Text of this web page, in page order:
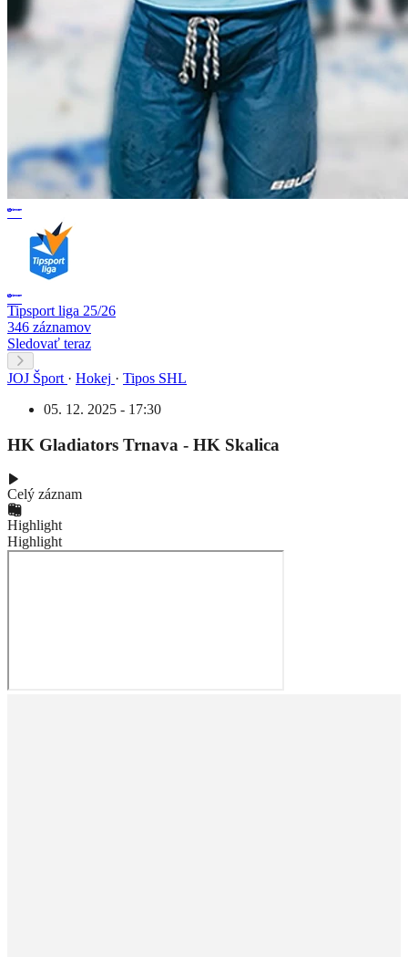
Tipsport liga 25/26
346 záznamov
Sledovať teraz
JOJ Šport · Hokej · Tipos SHL
05. 12. 2025 - 17:30
HK Gladiators Trnava - HK Skalica
Celý záznam
Highlight
Highlight